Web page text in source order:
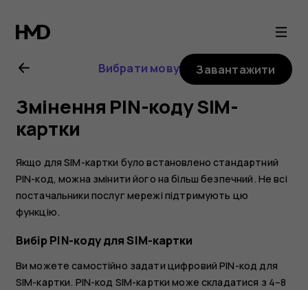
Посібник
користувача
Nokia
G21
Вибрати мову Завантажити
Змінення PIN-коду SIM-
картки
Якщо для SIM-картки було встановлено стандартний
PIN-код, можна змінити його на більш безпечний. Не всі
постачальники послуг мережі підтримують цю
функцію.
Вибір PIN-коду для SIM-картки
Ви можете самостійно задати цифровий PIN-код для
SIM-картки. PIN-код SIM-картки може складатися з 4–8